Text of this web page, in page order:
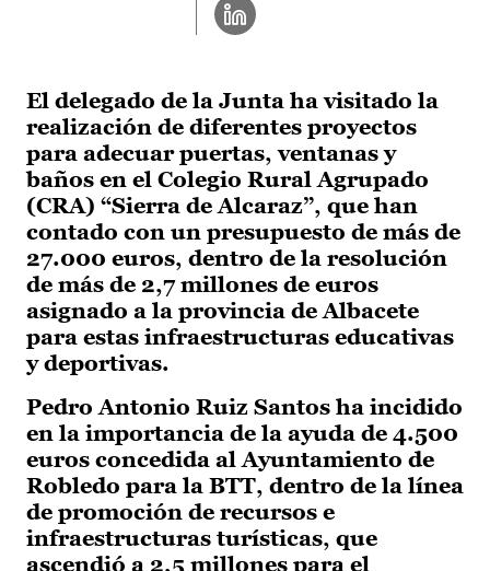
El delegado de la Junta ha visitado la
realización de diferentes proyectos
para adecuar puertas, ventanas y
baños en el Colegio Rural Agrupado
(CRA) “Sierra de Alcaraz”, que han
contado con un presupuesto de más de
27.000 euros, dentro de la resolución
de más de 2,7 millones de euros
asignado a la provincia de Albacete
para estas infraestructuras educativas
y deportivas.
Pedro Antonio Ruiz Santos ha incidido
en la importancia de la ayuda de 4.500
euros concedida al Ayuntamiento de
Robledo para la BTT, dentro de la línea
de promoción de recursos e
infraestructuras turísticas, que
ascendió a 2,5 millones para el